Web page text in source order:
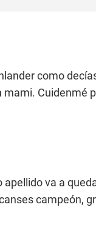
como
Cuidenmé
va a
campeón,